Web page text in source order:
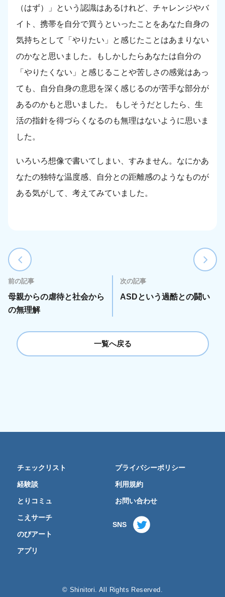
（はず）」という認識はあるけれど、チャレンジやバ
イト、携帯を自分で買うといったことをあなた自身の
気持ちとして「やりたい」と感じたことはあまりない
のかなと思いました。もしかしたらあなたは自分の
「やりたくない」と感じることや苦しさの感覚はあっ
ても、自分自身の意思を深く感じるのが苦手な部分が
あるのかもと思いました。 もしそうだとしたら、生
活の指針を得づらくなるのも無理はないように思いま
した。
いろいろ想像で書いてしまい、すみません。なにかあ
なたの独特な温度感、自分との距離感のようなものが
ある気がして、考えてみていました。
前の記事
母親からの虐待と社会から
の無理解
次の記事
ASDという過酷との闘い
一覧へ戻る
チェックリスト
経験談
とりコミュ
こえサーチ
のびアート
アプリ
プライバシーポリシー
利用規約
お問い合わせ
SNS
© Shinitori. All Rights Reserved.